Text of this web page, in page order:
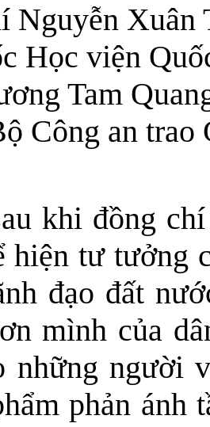
Nguyễn Xuân
Học viện
Tam
Công an trao
khi đồng
hiện tư tưởng
đạo đất
mình của
những người
phản